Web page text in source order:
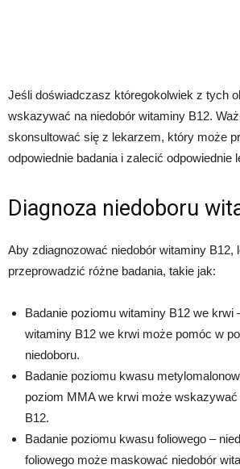
Jeśli doświadczasz któregokolwiek z tych
wskazywać na niedobór witaminy B12.
skonsultować się z lekarzem, który może
odpowiednie badania i zalecić odpowiednie
Diagnoza niedoboru
Aby zdiagnozować niedobór witaminy B12,
przeprowadzić różne badania, takie jak:
Badanie poziomu witaminy B12 we krwi
witaminy B12 we krwi może pomóc w
niedoboru.
Badanie poziomu kwasu
poziom MMA we krwi może
B12.
Badanie poziomu kwasu foliowego –
foliowego może maskować niedobór